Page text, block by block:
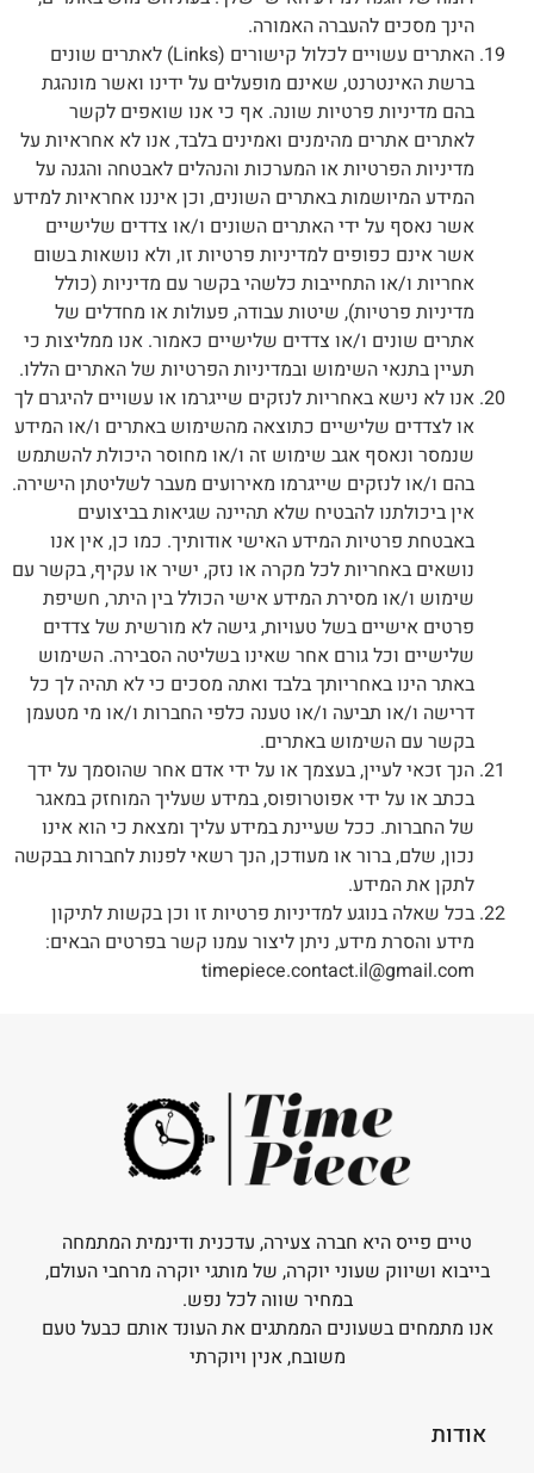
הינך מסכים להעברה האמורה.
האתרים עשויים לכלול קישורים (Links) לאתרים שונים
ברשת האינטרנט, שאינם מופעלים על ידינו ואשר מונהגת
בהם מדיניות פרטיות שונה. אף כי אנו שואפים לקשר
לאתרים אתרים מהימנים ואמינים בלבד, אנו לא אחראיות על
מדיניות הפרטיות או המערכות והנהלים לאבטחה והגנה על
המידע המיושמות באתרים השונים, וכן איננו אחראיות למידע
אשר נאסף על ידי האתרים השונים ו/או צדדים שלישיים
אשר אינם כפופים למדיניות פרטיות זו, ולא נושאות בשום
אחריות ו/או התחייבות כלשהי בקשר עם מדיניות (כולל
מדיניות פרטיות), שיטות עבודה, פעולות או מחדלים של
אתרים שונים ו/או צדדים שלישיים כאמור. אנו ממליצות כי
תעיין בתנאי השימוש ובמדיניות הפרטיות של האתרים הללו.
אנו לא נישא באחריות לנזקים שייגרמו או עשויים להיגרם לך
או לצדדים שלישיים כתוצאה מהשימוש באתרים ו/או המידע
שנמסר ונאסף אגב שימוש זה ו/או מחוסר היכולת להשתמש
בהם ו/או לנזקים שייגרמו מאירועים מעבר לשליטתן הישירה.
אין ביכולתנו להבטיח שלא תהיינה שגיאות בביצועים
באבטחת פרטיות המידע האישי אודותיך. כמו כן, אין אנו
נושאים באחריות לכל מקרה או נזק, ישיר או עקיף, בקשר עם
שימוש ו/או מסירת המידע אישי הכולל בין היתר, חשיפת
פרטים אישיים בשל טעויות, גישה לא מורשית של צדדים
שלישיים וכל גורם אחר שאינו בשליטה הסבירה. השימוש
באתר הינו באחריותך בלבד ואתה מסכים כי לא תהיה לך כל
דרישה ו/או תביעה ו/או טענה כלפי החברות ו/או מי מטעמן
בקשר עם השימוש באתרים.
הנך זכאי לעיין, בעצמך או על ידי אדם אחר שהוסמך על ידך
בכתב או על ידי אפוטרופוס, במידע שעליך המוחזק במאגר
של החברות. ככל שעיינת במידע עליך ומצאת כי הוא אינו
נכון, שלם, ברור או מעודכן, הנך רשאי לפנות לחברות בבקשה
לתקן את המידע.
בכל שאלה בנוגע למדיניות פרטיות זו וכן בקשות לתיקון
מידע והסרת מידע, ניתן ליצור עמנו קשר בפרטים הבאים:
timepiece.contact.il@gmail.com
טיים פייס היא חברה צעירה, עדכנית ודינמית המתמחה
בייבוא ושיווק שעוני יוקרה, של מותגי יוקרה מרחבי העולם,
במחיר שווה לכל נפש.
אנו מתמחים בשעונים הממתגים את העונד אותם כבעל טעם
משובח, אנין ויוקרתי
אודות